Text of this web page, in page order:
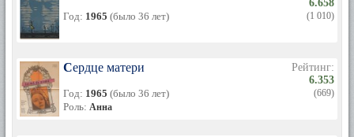
Год: 1965 (было 36 лет)
6.658
(1 010)
Сердце матери
Год: 1965 (было 36 лет)
Роль: Анна
Рейтинг:
6.353
(669)